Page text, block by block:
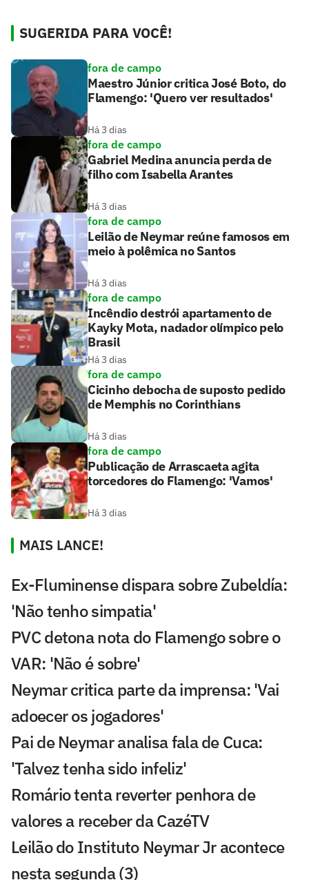
SUGERIDA PARA VOCÊ!
fora de campo
Maestro Júnior critica José Boto, do
Flamengo: 'Quero ver resultados'
Há 3 dias
fora de campo
Gabriel Medina anuncia perda de
filho com Isabella Arantes
Há 3 dias
fora de campo
Leilão de Neymar reúne famosos em
meio à polêmica no Santos
Há 3 dias
fora de campo
Incêndio destrói apartamento de
Kayky Mota, nadador olímpico pelo
Brasil
Há 3 dias
fora de campo
Cicinho debocha de suposto pedido
de Memphis no Corinthians
Há 3 dias
fora de campo
Publicação de Arrascaeta agita
torcedores do Flamengo: 'Vamos'
Há 3 dias
MAIS LANCE!
Ex-Fluminense dispara sobre Zubeldía:
'Não tenho simpatia'
PVC detona nota do Flamengo sobre o
VAR: 'Não é sobre'
Neymar critica parte da imprensa: 'Vai
adoecer os jogadores'
Pai de Neymar analisa fala de Cuca:
'Talvez tenha sido infeliz'
Romário tenta reverter penhora de
valores a receber da CazéTV
Leilão do Instituto Neymar Jr acontece
nesta segunda (3)